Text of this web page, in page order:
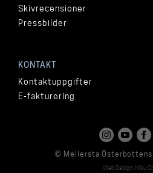
Skivrecensioner
Pressbilder
KONTAKT
Kontaktuppgifter
E-fakturering
© Mellersta Österbottens
Web Design: Niku